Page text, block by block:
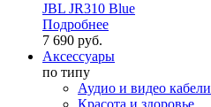
JBL JR310 Blue
Подробнее
7 690 руб.
Аксессуары
по типу
Аудио и видео кабели
Красота и здоровье